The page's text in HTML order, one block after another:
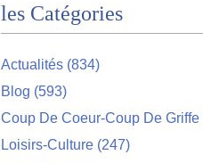
les Catégories
Actualités (834)
Blog (593)
Coup De Coeur-Coup De Griffe
Loisirs-Culture (247)